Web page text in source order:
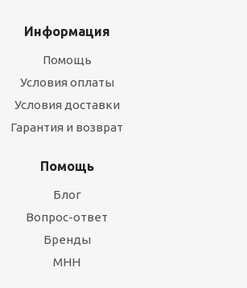
Информация
Помощь
Условия оплаты
Условия доставки
Гарантия и возврат
Помощь
Блог
Вопрос-ответ
Бренды
МНН